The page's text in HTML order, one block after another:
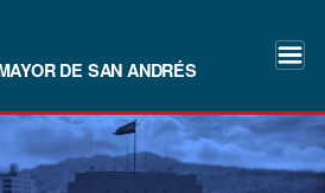
DE SAN ANDRÉS